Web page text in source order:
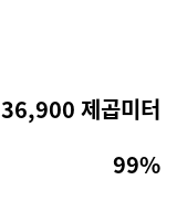
36,900 제곱미터
99%